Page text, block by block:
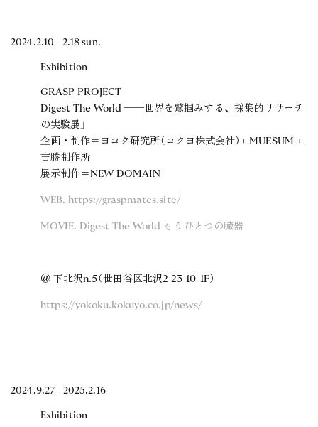
2024.2.10 - 2.18 sun.
Exhibition
GRASP PROJECT
Digest The World ──世界を鷲掴みする、採集的リサーチ
の実験展」
企画・制作＝ヨコク研究所（コクヨ株式会社）+ MUESUM +
吉勝制作所
展示制作＝NEW DOMAIN
WEB. https://graspmates.site/
MOVIE. Digest The World もうひとつの臓器
＠ 下北沢n.5（世田谷区北沢2-23-10-1F）
https://yokoku.kokuyo.co.jp/news/
2024.9.27 - 2025.2.16
Exhibition